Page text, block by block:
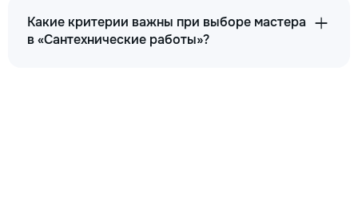
Какие критерии важны при выборе мастера
в «Сантехнические работы»?